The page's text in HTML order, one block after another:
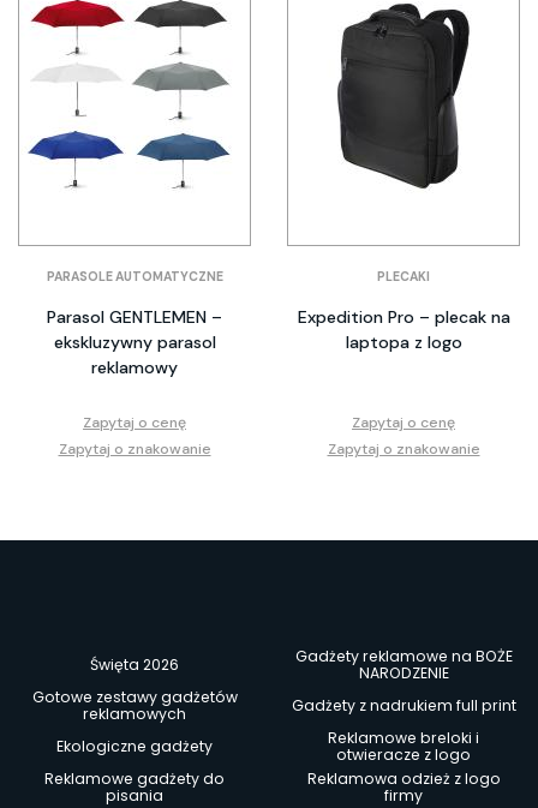
PARASOLE AUTOMATYCZNE
Parasol GENTLEMEN –
ekskluzywny parasol
reklamowy
Zapytaj o cenę
Zapytaj o znakowanie
PLECAKI
Expedition Pro – plecak na
laptopa z logo
Zapytaj o cenę
Zapytaj o znakowanie
Święta 2026
Gadżety reklamowe na BOŻE
NARODZENIE
Gotowe zestawy gadżetów
reklamowych
Gadżety z nadrukiem full print
Ekologiczne gadżety
Reklamowe breloki i
otwieracze z logo
Reklamowe gadżety do
pisania
Reklamowa odzież z logo
firmy